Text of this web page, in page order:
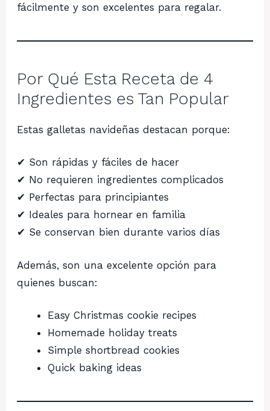
fácilmente y son excelentes para regalar.
Por Qué Esta Receta de 4
Ingredientes es Tan Popular
Estas galletas navideñas destacan porque:
✔ Son rápidas y fáciles de hacer
✔ No requieren ingredientes complicados
✔ Perfectas para principiantes
✔ Ideales para hornear en familia
✔ Se conservan bien durante varios días
Además, son una excelente opción para
quienes buscan:
Easy Christmas cookie recipes
Homemade holiday treats
Simple shortbread cookies
Quick baking ideas